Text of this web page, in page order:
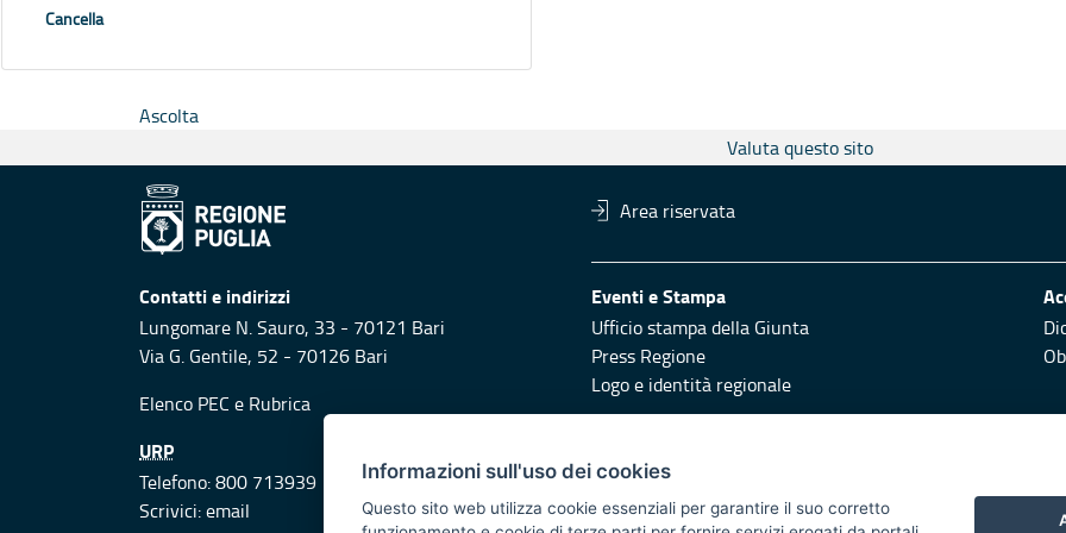
Cancella
Ascolta
Valuta questo sito
Area riservata
Contatti e indirizzi
Lungomare N. Sauro, 33 - 70121 Bari
Via G. Gentile, 52 - 70126 Bari
Elenco PEC e Rubrica
Eventi e Stampa
Ufficio stampa della Giunta
Press Regione
Logo e identità regionale
URP
Telefono: 800 713939
Scrivici:email
Responsabili di pubblicazione
Informazioni sull'uso dei cookies
Questo sito web utilizza cookie essenziali per garantire il suo corretto